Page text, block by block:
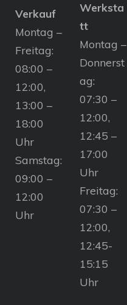
Verkauf
Montag –
Freitag:
08:00 –
12:00,
13:00 –
18:00
Uhr
Samstag:
09:00 –
12:00
Uhr
Werksta
tt
Montag –
Donnerst
ag:
07:30 –
12:00,
12:45 –
17:00
Uhr
Freitag:
07:30 –
12:00,
12:45-
15:15
Uhr